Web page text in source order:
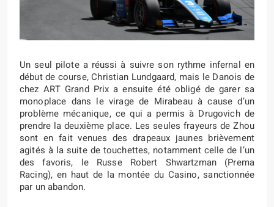
Un seul pilote a réussi à suivre son rythme infernal en
début de course, Christian Lundgaard, mais le Danois de
chez ART Grand Prix a ensuite été obligé de garer sa
monoplace dans le virage de Mirabeau à cause d’un
problème mécanique, ce qui a permis à Drugovich de
prendre la deuxième place. Les seules frayeurs de Zhou
sont en fait venues des drapeaux jaunes brièvement
agités à la suite de touchettes, notamment celle de l’un
des favoris, le Russe Robert Shwartzman (Prema
Racing), en haut de la montée du Casino, sanctionnée
par un abandon.